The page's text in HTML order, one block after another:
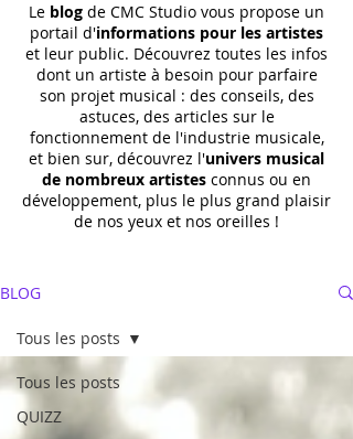
Le blog de CMC Studio vous propose un
portail d'informations pour les artistes
et leur public. Découvrez toutes les infos
dont un artiste à besoin pour parfaire
son projet musical : des conseils, des
astuces, des articles sur le
fonctionnement de l'industrie musicale,
et bien sur, découvrez l'univers musical
de nombreux artistes connus ou en
développement, plus le plus grand plaisir
de nos yeux et nos oreilles !
BLOG
Tous les posts
QUIZZ
Tous les posts